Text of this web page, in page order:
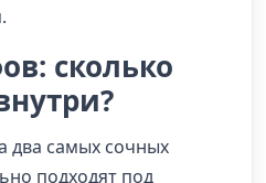
сколько
два самых сочных
подходят под